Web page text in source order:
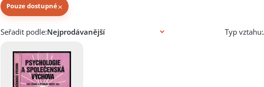
Pouze dostupné×
Knihy autora
Seřadit podle: Typ vztahu: